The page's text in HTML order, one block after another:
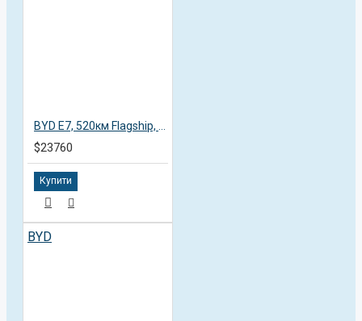
$23760
Купити
BYD